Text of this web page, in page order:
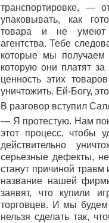
транспортировке, —
упаковывать, как
товара и не умеют
агентства. Тебе
которые мы получаем
которую они платят
ценность этих
уничтожить. Ей-Богу,
В разговор вступил
— Я протестую. Нам
этот процесс, чтобы
действительно
серьезные дефекты,
станут причиной
название нашей
заявят, что купили
торговцев. И мы будем
нельзя сделать так,